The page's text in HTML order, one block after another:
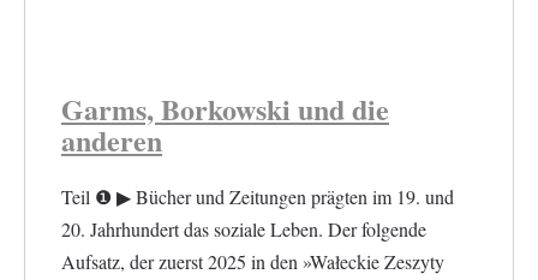
Garms, Borkowski und die
anderen
Teil ❶ ▶︎ Bücher und Zeitungen prägten im 19. und
20. Jahrhundert das soziale Leben. Der folgende
Aufsatz, der zuerst 2025 in den »Wałeckie Zeszyty